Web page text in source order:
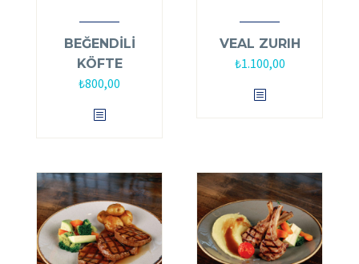
BEĞENDİLİ
KÖFTE
₺800,00
VEAL ZURIH
₺1.100,00